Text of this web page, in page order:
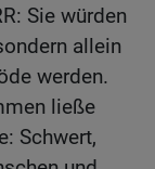
Sie würden
allein
werden.
ließe
Schwert,